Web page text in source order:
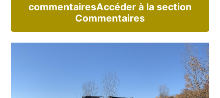
commentairesAccéder à la section
Commentaires